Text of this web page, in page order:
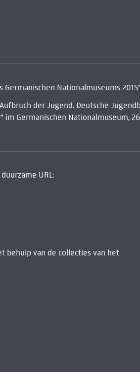
Germanischen Nationalmuseums 2015"
der Jugend. Deutsche
Germanischen Nationalmuseum,
URL:
behulp van de collecties van het